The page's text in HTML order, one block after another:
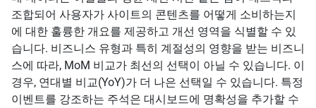
조합되어 사용자가 사이트의 콘텐츠를 어떻게 소비하는지
에 대한 훌륭한 개요를 제공하고 개선 영역을 식별할 수 있
습니다. 비즈니스 유형과 특히 계절성의 영향을 받는 비즈니
스에 따라, MoM 비교가 최선의 선택이 아닐 수 있습니다. 이
경우, 연대별 비교(YoY)가 더 나은 선택일 수 있습니다. 특정
이벤트를 강조하는 주석은 대시보드에 명확성을 추가할 수